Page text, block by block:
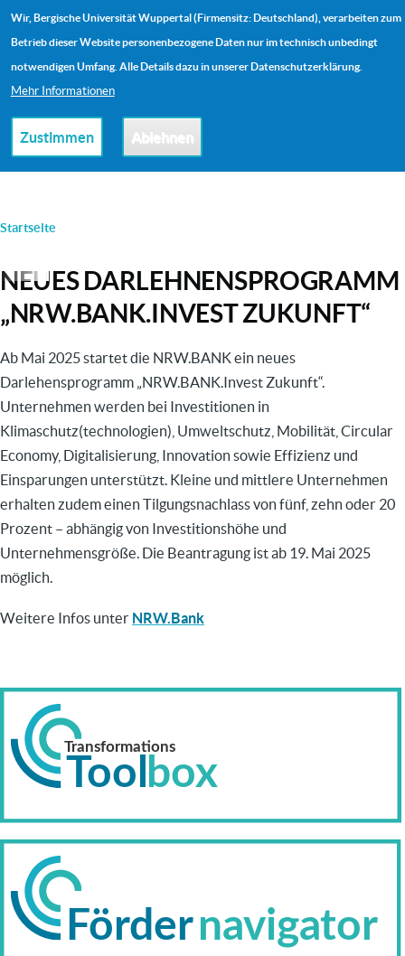
Wir, Bergische Universität Wuppertal (Firmensitz: Deutschland), verarbeiten zum
Betrieb dieser Website personenbezogene Daten nur im technisch unbedingt
notwendigen Umfang. Alle Details dazu in unserer Datenschutzerklärung.
Mehr Informationen
Zustimmen Ablehnen
Direkt zum Inhalt
PFADNAVIGATION
Startseite
NEUES DARLEHNENSPROGRAMM
„NRW.BANK.INVEST ZUKUNFT“
Ab Mai 2025 startet die NRW.BANK ein neues
Darlehensprogramm „NRW.BANK.Invest Zukunft“.
Unternehmen werden bei Investitionen in
Klimaschutz(technologien), Umweltschutz, Mobilität, Circular
Economy, Digitalisierung, Innovation sowie Effizienz und
Einsparungen unterstützt. Kleine und mittlere Unternehmen
erhalten zudem einen Tilgungsnachlass von fünf, zehn oder 20
Prozent – abhängig von Investitionshöhe und
Unternehmensgröße. Die Beantragung ist ab 19. Mai 2025
möglich.
Weitere Infos unter NRW.Bank